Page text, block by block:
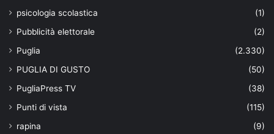
psicologia scolastica
(1)
Pubblicità elettorale
(2)
Puglia
(2.330)
PUGLIA DI GUSTO
(50)
PugliaPress TV
(38)
Punti di vista
(115)
rapina
(9)